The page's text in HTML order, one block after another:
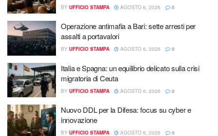
BY UFFICIO STAMPA AGOSTO 6, 2026 0
Operazione antimafia a Bari: sette arresti per
assalti a portavalori
BY UFFICIO STAMPA AGOSTO 6, 2026 0
Italia e Spagna: un equilibrio delicato sulla crisi
migratoria di Ceuta
BY UFFICIO STAMPA AGOSTO 6, 2026 0
Nuovo DDL per la Difesa: focus su cyber e
innovazione
BY UFFICIO STAMPA AGOSTO 6, 2026 0